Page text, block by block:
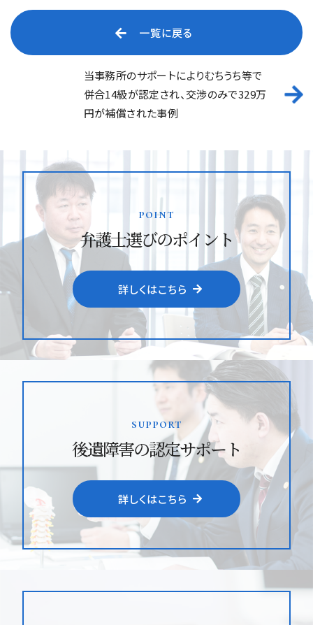
一覧に戻る
当事務所のサポートによりむちうち等で
併合14級が認定され、交渉のみで329万
円が補償された事例
point
弁護士選びのポイント
詳しくはこちら
support
後遺障害の認定サポート
詳しくはこちら